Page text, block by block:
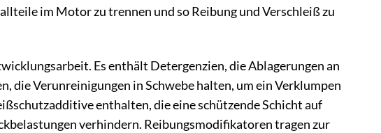
im Motor zu trennen und so Reibung und Verschleiß zu
Es enthält Detergenzien, die Ablagerungen an
die Verunreinigungen in Schwebe halten, um ein Verklumpen
enthalten, die eine schützende Schicht auf
verhindern. Reibungsmodifikatoren tragen zur